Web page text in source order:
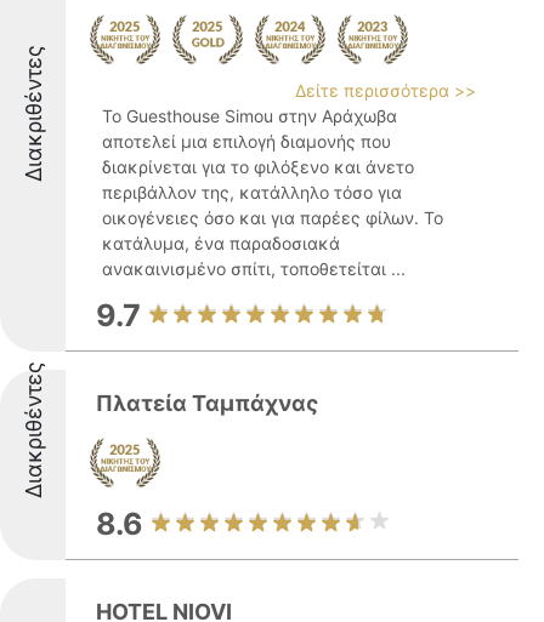
Διακριθέντες
Δείτε περισσότερα >>
Το Guesthouse Simou στην Αράχωβα
αποτελεί μια επιλογή διαμονής που
διακρίνεται για το φιλόξενο και άνετο
περιβάλλον της, κατάλληλο τόσο για
οικογένειες όσο και για παρέες φίλων. Το
κατάλυμα, ένα παραδοσιακά
ανακαινισμένο σπίτι, τοποθετείται ...
9.7
Διακριθέντες Πλατεία Ταμπάχνας
8.6
HOTEL NIOVI